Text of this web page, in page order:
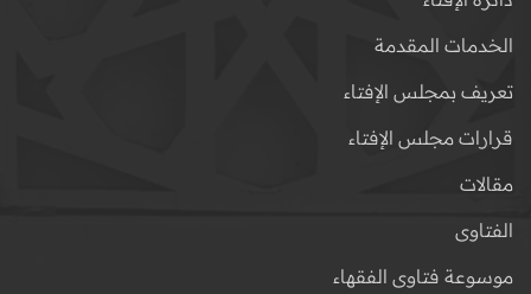
الخدمات المقدمة
تعريف بمجلس الإفتاء
قرارات مجلس الإفتاء
مقالات
الفتاوى
موسوعة فتاوى الفقهاء